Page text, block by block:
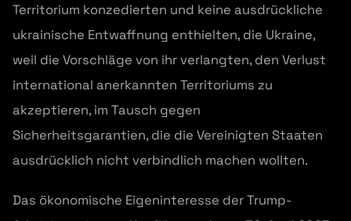
Territorium konzedierten und keine ausdrückliche
ukrainische Entwaffnung enthielten, die Ukraine,
weil die Vorschläge von ihr verlangten, den Verlust
international anerkannten Territoriums zu
akzeptieren, im Tausch gegen
Sicherheitsgarantien, die die Vereinigten Staaten
ausdrücklich nicht verbindlich machen wollten.
Das ökonomische Eigeninteresse der Trump-